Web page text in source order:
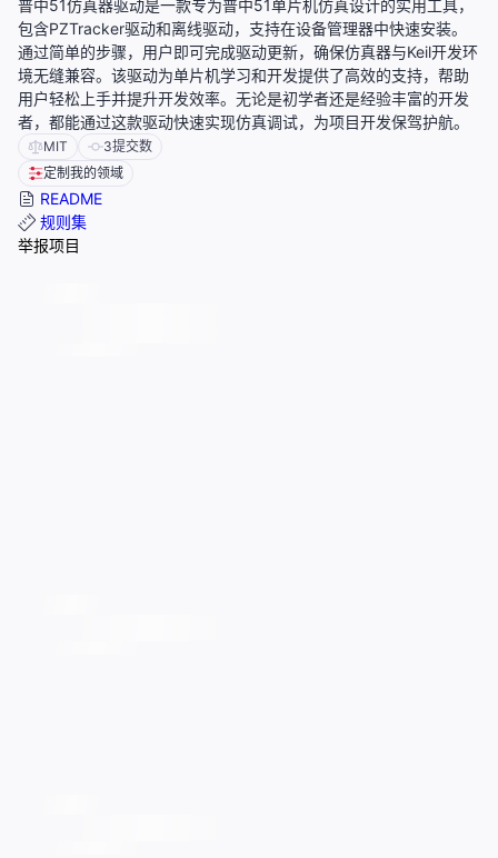
普中51仿真器驱动是一款专为普中51单片机仿真设计的实用工具，
包含PZTracker驱动和离线驱动，支持在设备管理器中快速安装。
通过简单的步骤，用户即可完成驱动更新，确保仿真器与Keil开发环
境无缝兼容。该驱动为单片机学习和开发提供了高效的支持，帮助
用户轻松上手并提升开发效率。无论是初学者还是经验丰富的开发
者，都能通过这款驱动快速实现仿真调试，为项目开发保驾护航。
MIT 3提交数
定制我的领域
README
规则集
举报项目